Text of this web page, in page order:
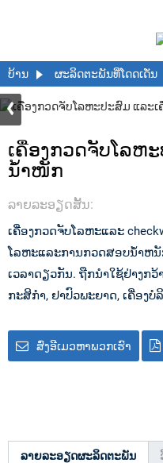
ບ້ານ ຜະລິດຕະພັນທີ່ໂດດເດັ່ນ
ເຄື່ອງກວດຈັບໂລຫ
ນ້ຳໜັກ
ລາຍ​ລະ​ອຽດ​ສັ້ນ​:
ເຄື່ອງກວດຈັບໂລຫະແລະ
ໂລຫະແລະການກວດສອບນ້ໍາຫນັ
ເວລາດຽວກັນ. ຖືກນໍາໃຊ້ຢ່າງກ
ກະສິກໍາ, ຢາປົວພະຍາດ, ເຄື່ອງ
ສົ່ງອີເມວຫາພວກເຮົາ
ລາຍລະອຽດຜະລິດຕະພັນ